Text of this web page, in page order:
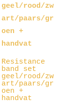
Resistance
band set
geel/rood/zw
art/paars/gr
oen +
handvat